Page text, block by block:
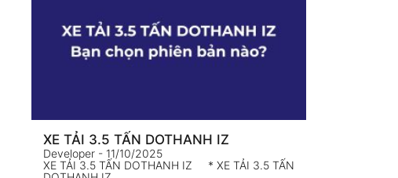
XE TẢI 3.5 TẤN DOTHANH IZ
Developer - 11/10/2025
XE TẢI 3.5 TẤN DOTHANH IZ * XE TẢI 3.5 TẤN